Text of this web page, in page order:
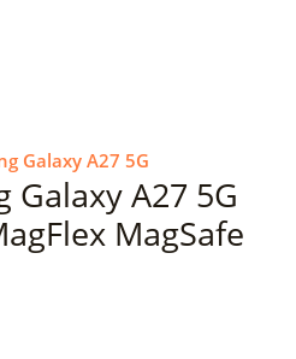
Galaxy A27 5G
A27 5G
MagSafe